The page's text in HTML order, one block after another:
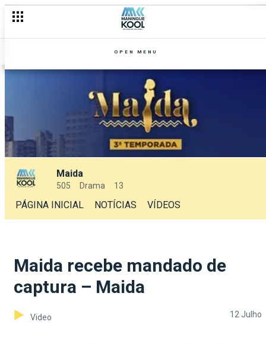
OPEN MENU
Maida
505 Drama 13
PÁGINA INICIAL NOTÍCIAS VÍDEOS
Maida recebe mandado de
captura – Maida
Video 12 Julho